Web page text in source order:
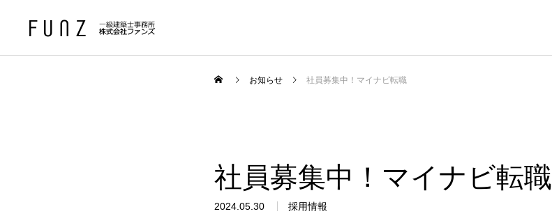
お知らせ 社員募集中！マイナビ転職
社員募集中！マイナビ転職
2024.05.30 採用情報